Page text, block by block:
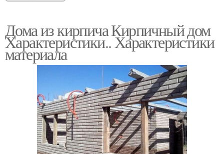
Дома из кирпича Кирпичный дом
Характеристики.. Характеристики
материала